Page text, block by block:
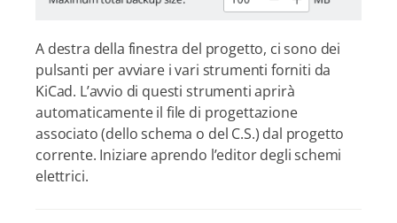
A destra della finestra del progetto, ci sono dei
pulsanti per avviare i vari strumenti forniti da
KiCad. L’avvio di questi strumenti aprirà
automaticamente il file di progettazione
associato (dello schema o del C.S.) dal progetto
corrente. Iniziare aprendo l’editor degli schemi
elettrici.